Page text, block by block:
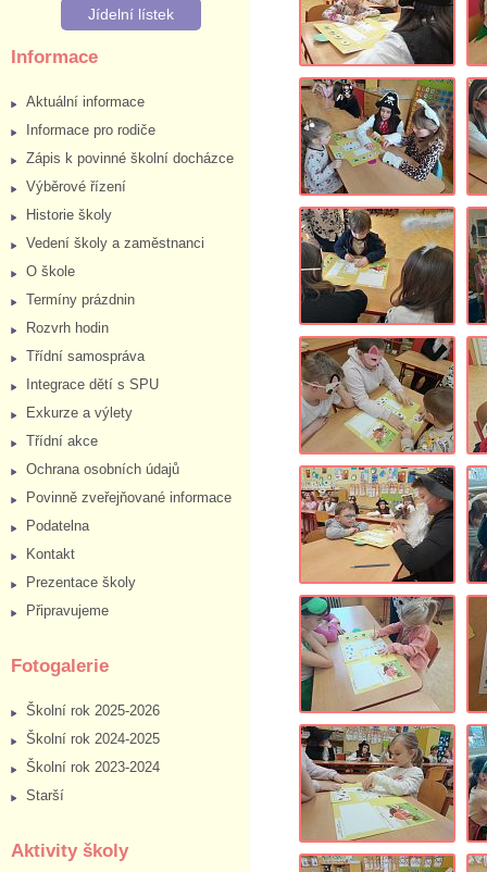
Jídelní lístek
Informace
Aktuální informace
Informace pro rodiče
Zápis k povinné školní docházce
Výběrové řízení
Historie školy
Vedení školy a zaměstnanci
O škole
Termíny prázdnin
Rozvrh hodin
Třídní samospráva
Integrace dětí s SPU
Exkurze a výlety
Třídní akce
Ochrana osobních údajů
Povinně zveřejňované informace
Podatelna
Kontakt
Prezentace školy
Připravujeme
Fotogalerie
Školní rok 2025-2026
Školní rok 2024-2025
Školní rok 2023-2024
Starší
Aktivity školy